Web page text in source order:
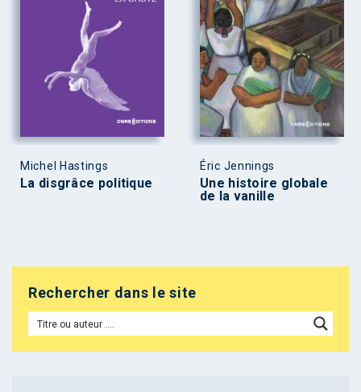
Michel Hastings
La disgrâce politique
Éric Jennings
Une histoire globale
de la vanille
Rechercher dans le site